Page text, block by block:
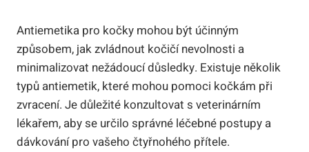
Antiemetika pro kočky mohou být účinným
způsobem, jak zvládnout kočičí nevolnosti a
minimalizovat nežádoucí důsledky. Existuje několik
typů antiemetik, které mohou pomoci kočkám při
zvracení. Je důležité konzultovat s veterinárním
lékařem, aby se určilo správné léčebné postupy a
dávkování pro vašeho čtyřnohého přítele.